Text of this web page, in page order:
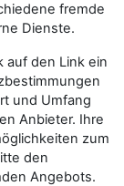
fremde
Dienste.
auf den Link ein
und Umfang
Anbieter. Ihre
zum
den
Angebots.